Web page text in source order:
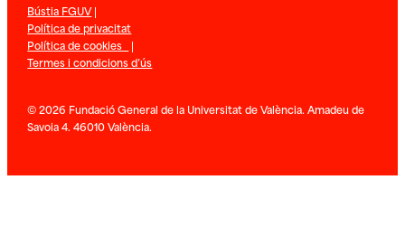
Bústia FGUV|
Política de privacitat
Política de cookies |
Termes i condicions d’ús
© 2026 Fundació General de la Universitat de València. Amadeu de
Savoia 4. 46010 València.